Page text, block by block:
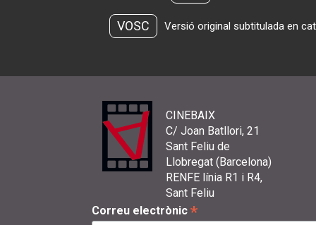
VOSC Versió original subtitulada en
CINEBAIX
C/ Joan Batllori, 21
Sant Feliu de
Llobregat (Barcelona)
RENFE línia R1 i R4,
Sant Feliu
Correu electrònic *